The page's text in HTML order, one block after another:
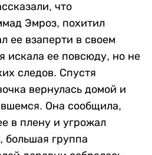
что
Эмроз, похитил
ее взаперти в своем
искала ее повсюду, но не
следов. Спустя
вернулась домой и
Она сообщила,
в плену и угрожал
большая группа